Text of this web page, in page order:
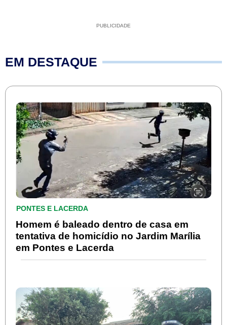
PUBLICIDADE
EM DESTAQUE
PONTES E LACERDA
Homem é baleado dentro de casa em
tentativa de homicídio no Jardim Marília
em Pontes e Lacerda